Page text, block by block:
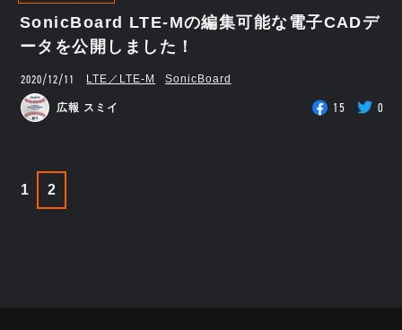
SonicBoard LTE-Mの編集可能な電子CADデ
ータを公開しました！
2020/12/11 LTE／LTE-M SonicBoard
広報 スミイ 15 0
1 2